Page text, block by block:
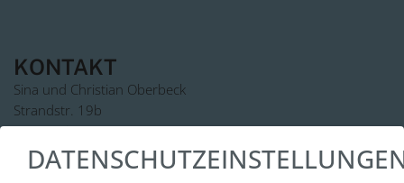
Die Terrasse bietet bequeme Terrassenmöbel,
sowie einen Außengrill für gemütliche
Grillabende mit Sonnenuntergang und
Ostseeblick.
KONTAKT
Sina und Christian Oberbeck
Strandstr. 19b
23968 Zierow
Tel. :0049 38825-388 238